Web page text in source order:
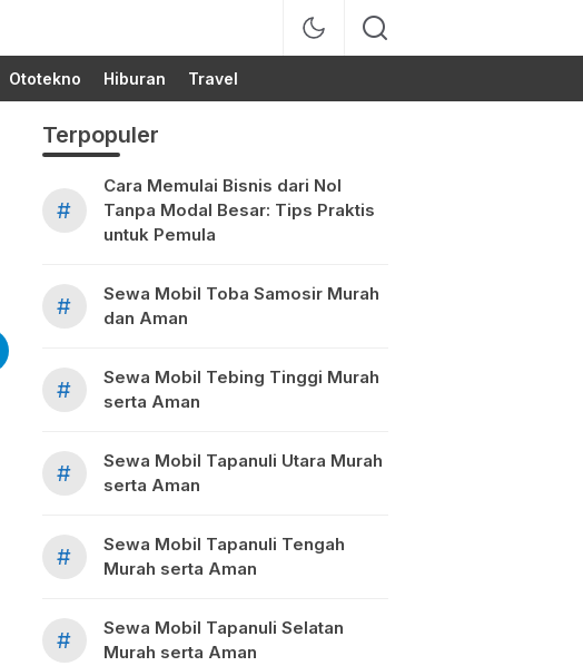
Ototekno Hiburan Travel
Terpopuler
#
Cara Memulai Bisnis dari Nol
Tanpa Modal Besar: Tips Praktis
untuk Pemula
#
Sewa Mobil Toba Samosir Murah
dan Aman
#
Sewa Mobil Tebing Tinggi Murah
serta Aman
#
Sewa Mobil Tapanuli Utara Murah
serta Aman
#
Sewa Mobil Tapanuli Tengah
Murah serta Aman
#
Sewa Mobil Tapanuli Selatan
Murah serta Aman